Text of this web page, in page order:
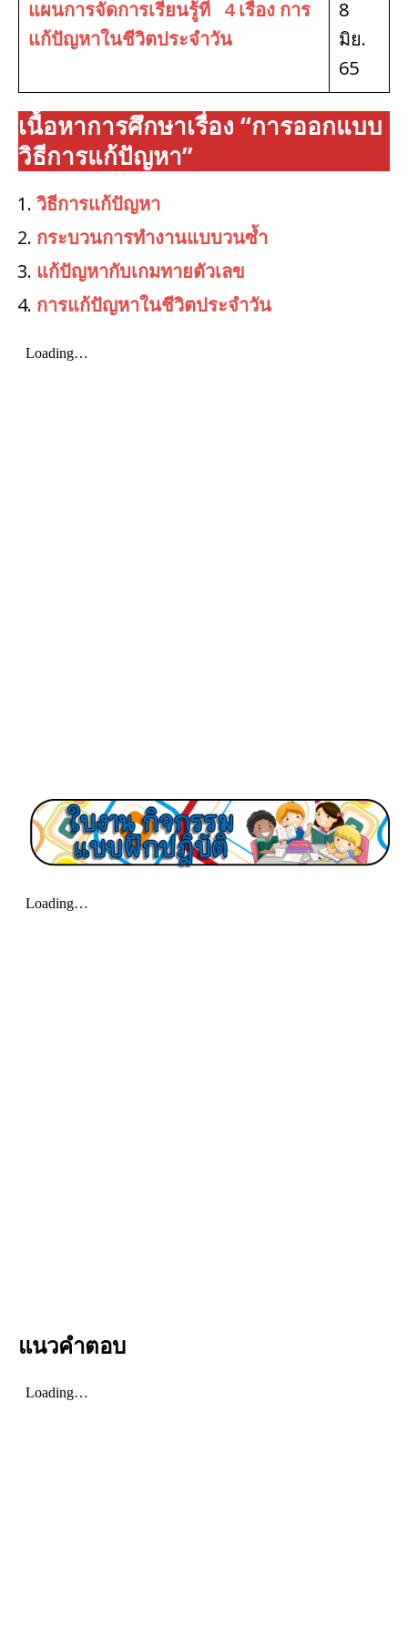
แผนการจัดการเรียนรู้ที่ 4 เรื่อง การ
แก้ปัญหาในชีวิตประจำวัน
8
มิย.
65
เนื้อหาการศึกษาเรื่อง “การออกแบบ
วิธีการแก้ปัญหา”
วิธีการแก้ปัญหา
กระบวนการทำงานแบบวนซ้ำ
แก้ปัญหากับเกมทายตัวเลข
การแก้ปัญหาในชีวิตประจำวัน
แนวคำตอบ